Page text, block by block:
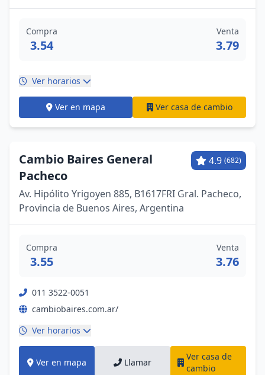
Compra
3.54
Venta
3.79
Ver horarios
Ver en mapa Ver casa de cambio
Cambio Baires General
Pacheco
4.9 (682)
Av. Hipólito Yrigoyen 885, B1617FRI Gral. Pacheco,
Provincia de Buenos Aires, Argentina
Compra
3.55
Venta
3.76
011 3522-0051
cambiobaires.com.ar/
Ver horarios
Ver en mapa Llamar
Ver casa de
cambio